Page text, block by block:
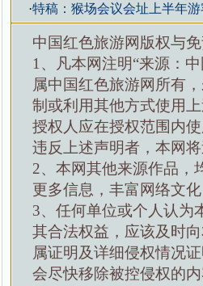
·特稿：猴场会议会址上半年游
中国红色旅游网版权与免
1、凡本网注明“来源：
属中国红色旅游网所有
制或利用其他方式使用
授权人应在授权范围内
违反上述声明者，本网
2、本网其他来源作品，
更多信息，丰富网络文
3、任何单位或个人认为
其合法权益，应该及时
属证明及详细侵权情况
会尽快移除被控侵权的内